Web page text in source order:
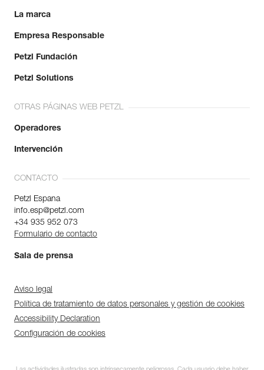
La marca
Empresa Responsable
Petzl Fundación
Petzl Solutions
OTRAS PÁGINAS WEB PETZL
Operadores
Intervención
CONTACTO
Petzl Espana
info.esp@petzl.com
+34 935 952 073
Formulario de contacto
Sala de prensa
Aviso legal
Política de tratamiento de datos personales y gestión de cookies
Accessibility Declaration
Configuración de cookies